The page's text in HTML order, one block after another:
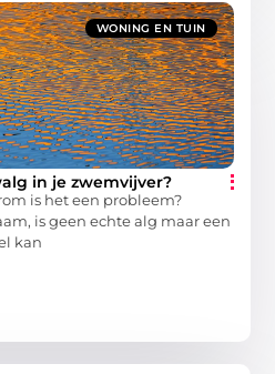
WONING EN TUIN
in je zwemvijver?
is het een probleem?
is geen echte alg maar een
kan